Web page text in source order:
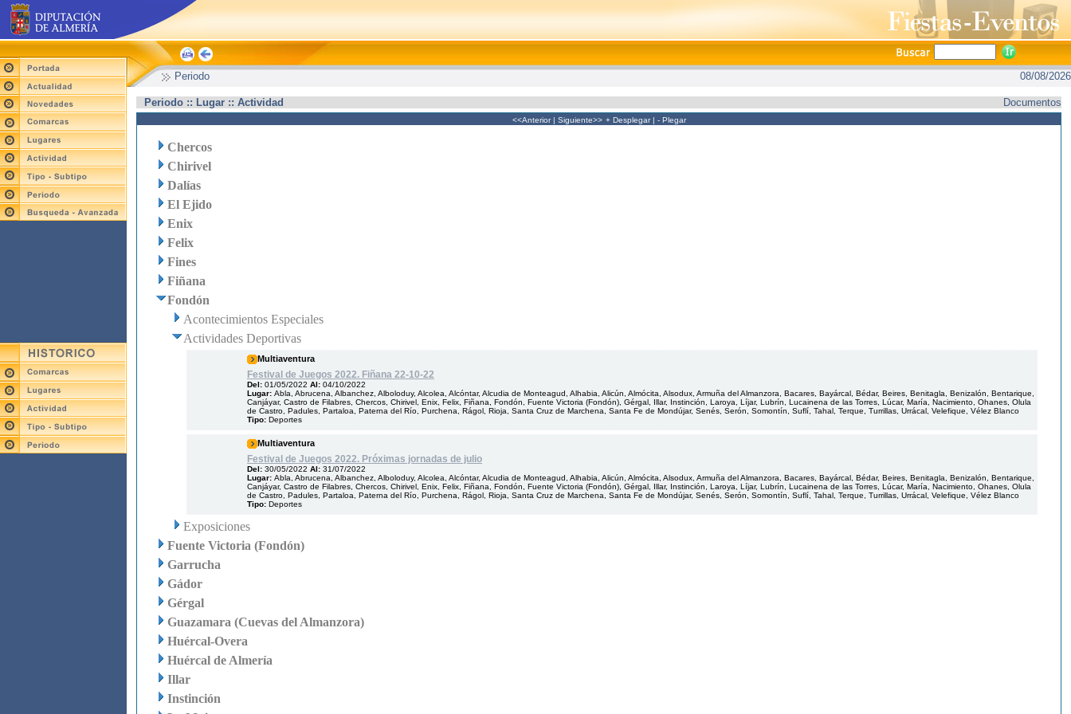
Periodo 08/08/2026
Periodo :: Lugar :: Actividad Documentos
<<Anterior| Siguiente>> + Desplegar| - Plegar
Chercos
Chirivel
Dalías
El Ejido
Enix
Felix
Fines
Fiñana
Fondón
Acontecimientos Especiales
Actividades Deportivas
Multiaventura
Festival de Juegos 2022. Fiñana 22-10-22
Del: 01/05/2022 Al: 04/10/2022
Lugar: Abla, Abrucena, Albanchez, Alboloduy, Alcolea, Alcóntar, Alcudia de Monteagud, Alhabia, Alicún, Almócita, Alsodux, Armuña del Almanzora, Bacares, Bayárcal, Bédar, Beires, Benitagla, Benizalón, Bentarique,
Canjáyar, Castro de Filabres, Chercos, Chirivel, Enix, Felix, Fiñana, Fondón, Fuente Victoria (Fondón), Gérgal, Illar, Instinción, Laroya, Líjar, Lubrín, Lucainena de las Torres, Lúcar, María, Nacimiento, Ohanes, Olula
de Castro, Padules, Partaloa, Paterna del Río, Purchena, Rágol, Rioja, Santa Cruz de Marchena, Santa Fe de Mondújar, Senés, Serón, Somontín, Suflí, Tahal, Terque, Turrillas, Urrácal, Velefique, Vélez Blanco
Tipo: Deportes
Multiaventura
Festival de Juegos 2022. Próximas jornadas de julio
Del: 30/05/2022 Al: 31/07/2022
Lugar: Abla, Abrucena, Albanchez, Alboloduy, Alcolea, Alcóntar, Alcudia de Monteagud, Alhabia, Alicún, Almócita, Alsodux, Armuña del Almanzora, Bacares, Bayárcal, Bédar, Beires, Benitagla, Benizalón, Bentarique,
Canjáyar, Castro de Filabres, Chercos, Chirivel, Enix, Felix, Fiñana, Fondón, Fuente Victoria (Fondón), Gérgal, Illar, Instinción, Laroya, Líjar, Lubrín, Lucainena de las Torres, Lúcar, María, Nacimiento, Ohanes, Olula
de Castro, Padules, Partaloa, Paterna del Río, Purchena, Rágol, Rioja, Santa Cruz de Marchena, Santa Fe de Mondújar, Senés, Serón, Somontín, Suflí, Tahal, Terque, Turrillas, Urrácal, Velefique, Vélez Blanco
Tipo: Deportes
Exposiciones
Fuente Victoria (Fondón)
Garrucha
Gádor
Gérgal
Guazamara (Cuevas del Almanzora)
Huércal-Overa
Huércal de Almería
Illar
Instinción